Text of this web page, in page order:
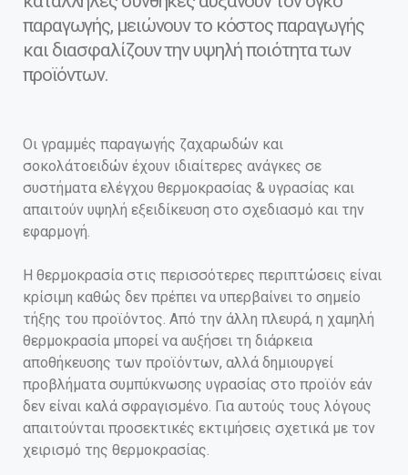
παραγωγής, μειώνουν το κόστος παραγωγής
και διασφαλίζουν την υψηλή ποιότητα των
προϊόντων.
Οι γραμμές παραγωγής ζαχαρωδών και
σοκολάτοειδών έχουν ιδιαίτερες ανάγκες σε
συστήματα ελέγχου θερμοκρασίας & υγρασίας και
απαιτούν υψηλή εξειδίκευση στο σχεδιασμό και την
εφαρμογή.
Η θερμοκρασία στις περισσότερες περιπτώσεις είναι
κρίσιμη καθώς δεν πρέπει να υπερβαίνει το σημείο
τήξης του προϊόντος. Από την άλλη πλευρά, η χαμηλή
θερμοκρασία μπορεί να αυξήσει τη διάρκεια
αποθήκευσης των προϊόντων, αλλά δημιουργεί
προβλήματα συμπύκνωσης υγρασίας στο προϊόν εάν
δεν είναι καλά σφραγισμένο. Για αυτούς τους λόγους
απαιτούνται προσεκτικές εκτιμήσεις σχετικά με τον
χειρισμό της θερμοκρασίας.